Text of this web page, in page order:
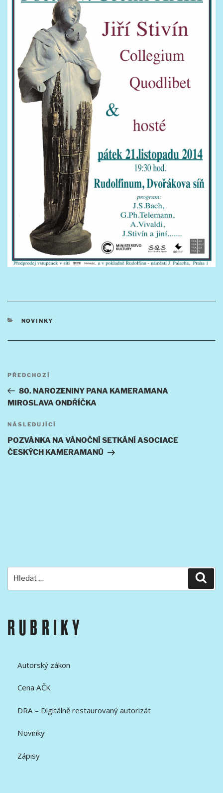
RUBRIKY
NOVINKY
příspěvek
Předchozí
příspěvek
PŘEDCHOZÍ
80. NAROZENINY PANA KAMERAMANA
MIROSLAVA ONDŘÍČKA
Následující
příspěvek
NÁSLEDUJÍCÍ
POZVÁNKA NA VÁNOČNÍ SETKÁNÍ ASOCIACE
ČESKÝCH KAMERAMANŮ
RUBRIKY
Autorský zákon
Cena AČK
DRA – Digitálně restaurovaný autorizát
Novinky
Zápisy